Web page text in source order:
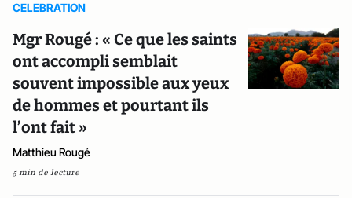
CELEBRATION
Mgr Rougé : « Ce que les saints
ont accompli semblait
souvent impossible aux yeux
de hommes et pourtant ils
l’ont fait »
Matthieu Rougé
5 min de lecture